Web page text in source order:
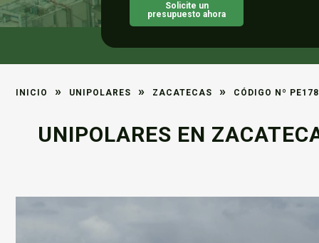
Solicite un
presupuesto ahora
INICIO » UNIPOLARES » ZACATECAS » CÓDIGO Nº
UNIPOLARES EN